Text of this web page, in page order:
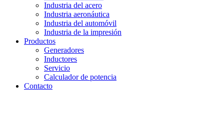
Industria del acero
Industria aeronáutica
Industria del automóvil
Industria de la impresión
Productos
Generadores
Inductores
Servicio
Calculador de potencia
Contacto